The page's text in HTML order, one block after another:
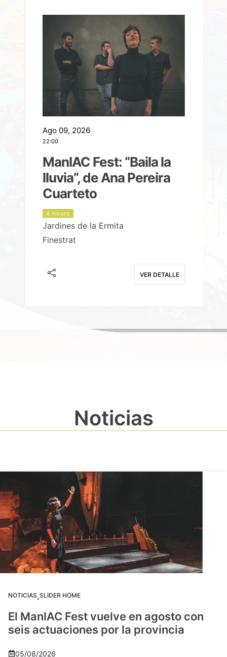
Ago 09, 2026
22:00
ManIAC Fest: “Baila la
lluvia”, de Ana Pereira
Cuarteto
4 hours
Jardines de la Ermita
Finestrat
VER DETALLE
Noticias
NOTICIAS,SLIDER HOME
El ManIAC Fest vuelve en agosto con
seis actuaciones por la provincia
05/08/2026